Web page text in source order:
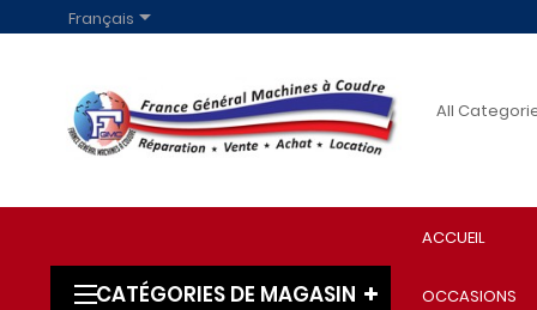
Français
ACCUEIL
OCCASIONS
CATÉGORIES DE MAGASIN